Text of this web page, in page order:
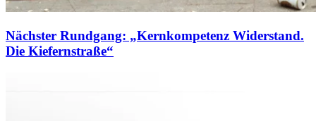
Nächster Rundgang: „Kernkompetenz Widerstand.
Die Kiefernstraße“